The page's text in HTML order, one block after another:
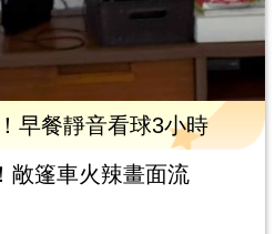
早餐靜音看球3小時
敞篷車火辣畫面流